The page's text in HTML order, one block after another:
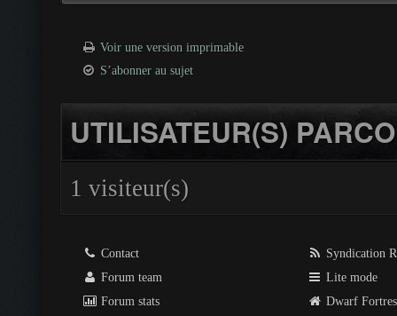
Voir une version imprimable
S’abonner au sujet
UTILISATEUR(S)
1 visiteur(s)
Contact
Forum team
Forum stats
Syndication
Lite mode
Dwarf